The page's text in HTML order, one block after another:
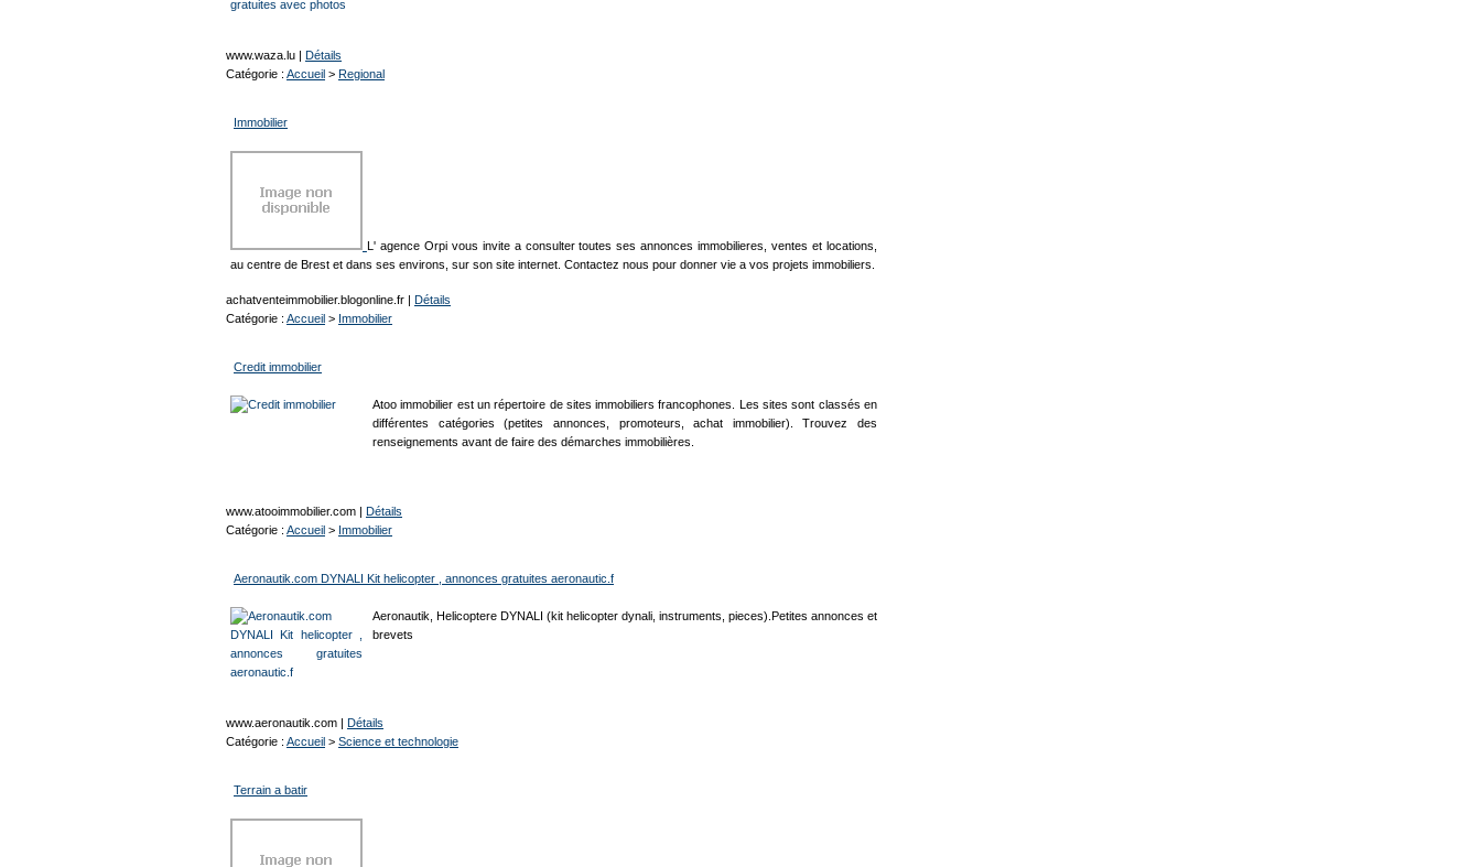
www.waza.lu | Détails
Catégorie : Accueil > Regional
Immobilier
L' agence Orpi vous invite a consulter toutes ses annonces immobilieres, ventes et locations,
au centre de Brest et dans ses environs, sur son site internet. Contactez nous pour donner vie a vos projets immobiliers.
achatventeimmobilier.blogonline.fr | Détails
Catégorie : Accueil > Immobilier
Credit immobilier
Atoo immobilier est un répertoire de sites immobiliers francophones. Les sites sont classés en
différentes catégories (petites annonces, promoteurs, achat immobilier). Trouvez des
renseignements avant de faire des démarches immobilières.
www.atooimmobilier.com | Détails
Catégorie : Accueil > Immobilier
Aeronautik.com DYNALI Kit helicopter , annonces gratuites aeronautic.f
Aeronautik, Helicoptere DYNALI (kit helicopter dynali, instruments, pieces).Petites annonces et
brevets
www.aeronautik.com | Détails
Catégorie : Accueil > Science et technologie
Terrain a batir